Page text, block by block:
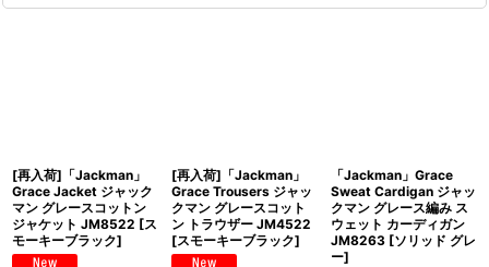
[再入荷]「Jackman」
Grace Jacket ジャック
マン グレースコットン
ジャケット JM8522 [ス
モーキーブラック]
[再入荷]「Jackman」
Grace Trousers ジャッ
クマン グレースコット
ン トラウザー JM4522
[スモーキーブラック]
「Jackman」Grace
Sweat Cardigan ジャッ
クマン グレース編み ス
ウェット カーディガン
JM8263 [ソリッド グレ
ー]